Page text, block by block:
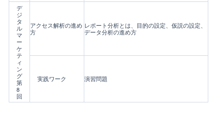
デ
ジ
タ
ル
マ
ー
ケ
テ
ィ
ン
グ
第
8
回
アクセス解析の進め
方
レポート分析とは、目的の設定、仮説の設定、
データ分析の進め方
実践ワーク 演習問題